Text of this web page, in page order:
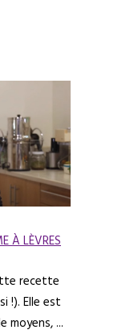
À LÈVRES
recette
!). Elle est
moyens, ...